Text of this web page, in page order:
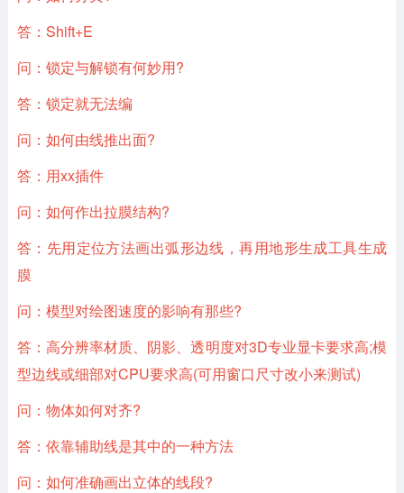
答：Shift+E
问：锁定与解锁有何妙用?
答：锁定就无法编
问：如何由线推出面?
答：用xx插件
问：如何作出拉膜结构?
答：先用定位方法画出弧形边线，再用地形生成工具生成
膜
问：模型对绘图速度的影响有那些?
答：高分辨率材质、阴影、透明度对3D专业显卡要求高;模
型边线或细部对CPU要求高(可用窗口尺寸改小来测试)
问：物体如何对齐?
答：依靠辅助线是其中的一种方法
问：如何准确画出立体的线段?